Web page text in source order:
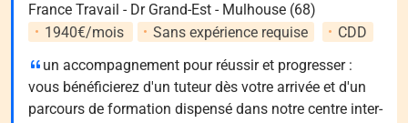
France Travail - Dr Grand-Est - Mulhouse (68)
1940€/mois
Sans expérience requise
CDD
un accompagnement pour réussir et progresser :
vous bénéficierez d'un tuteur dès votre arrivée et d'un
parcours de formation dispensé dans notre centre inter-